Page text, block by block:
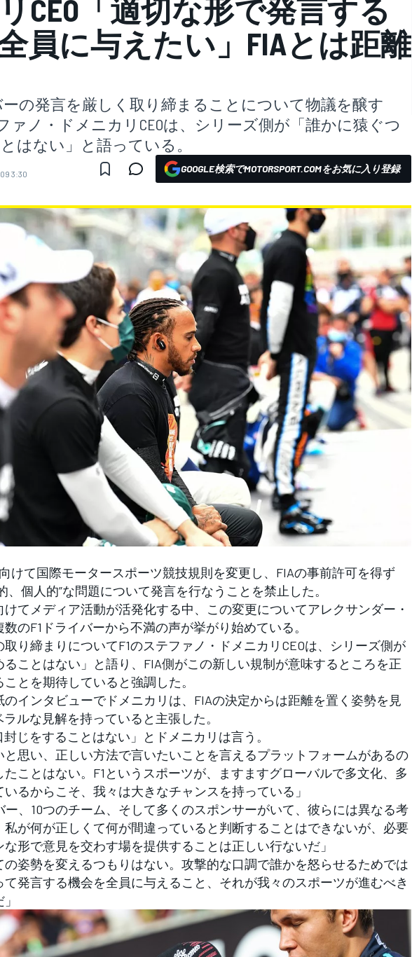
ラ
CEO「適切な形で発言する
員に与えたい」FIAとは距離
ーの発言を厳しく取り締まることについて物議を醸す
ァノ・ドメニカリCEOは、シリーズ側が「誰かに猿ぐつ
はない」と語っている。
3:30 GOOGLE検索でMOTORSPORT.COMをお気に入り登録
けて国際モータースポーツ競技規則を変更し、FIAの事前許可を得ず
、個人的”な問題について発言を行なうことを禁止した。
てメディア活動が活発化する中、この変更についてアレクサンダー・
のF1ドライバーから不満の声が挙がり始めている。
り締まりについてF1のステファノ・ドメニカリCEOは、シリーズ側が
ることはない」と語り、FIA側がこの新しい規制が意味するところを正
とを期待していると強調した。
インタビューでドメニカリは、FIAの決定からは距離を置く姿勢を見
ルな見解を持っていると主張した。
封じをすることはない」とドメニカリは言う。
と思い、正しい方法で言いたいことを言えるプラットフォームがあるの
ことはない。F1というスポーツが、ますますグローバルで多文化、多
るからこそ、我々は大きなチャンスを持っている」
ー、10つのチーム、そして多くのスポンサーがいて、彼らには異なる考
私が何が正しくて何が間違っていると判断することはできないが、必要
な形で意見を交わす場を提供することは正しい行ないだ」
の姿勢を変えるつもりはない。攻撃的な口調で誰かを怒らせるためでは
て発言する機会を全員に与えること、それが我々のスポーツが進むべき